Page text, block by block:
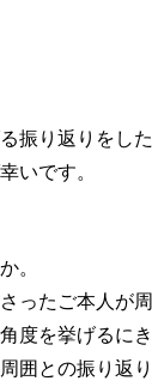
振り返りをし
いです。
。
ったご本人が
度を挙げるに
囲との振り返